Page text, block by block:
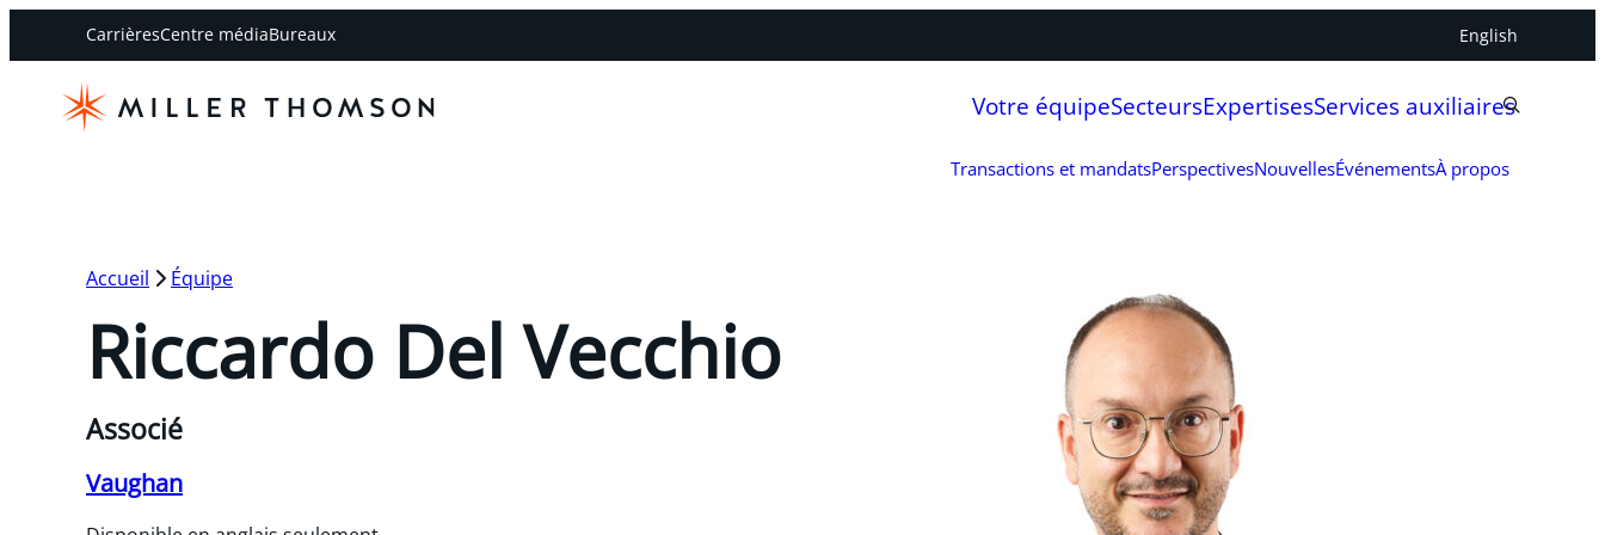
CarrièresCentre médiaBureaux English
Votre équipeSecteursExpertisesServices auxiliaires
Transactions et mandatsPerspectivesNouvellesÉvénementsÀ propos
Accueil Équipe
Riccardo Del Vecchio
Associé
Vaughan